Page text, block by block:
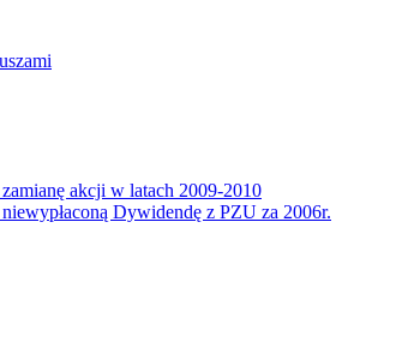
akcji w latach 2009-2010
Dywidendę z PZU za 2006r.